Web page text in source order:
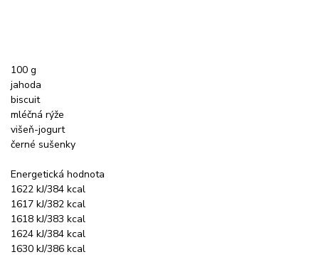
100 g
jahoda
biscuit
mléčná rýže
višeň-jogurt
černé sušenky
Energetická hodnota
1622 kJ/384 kcal
1617 kJ/382 kcal
1618 kJ/383 kcal
1624 kJ/384 kcal
1630 kJ/386 kcal